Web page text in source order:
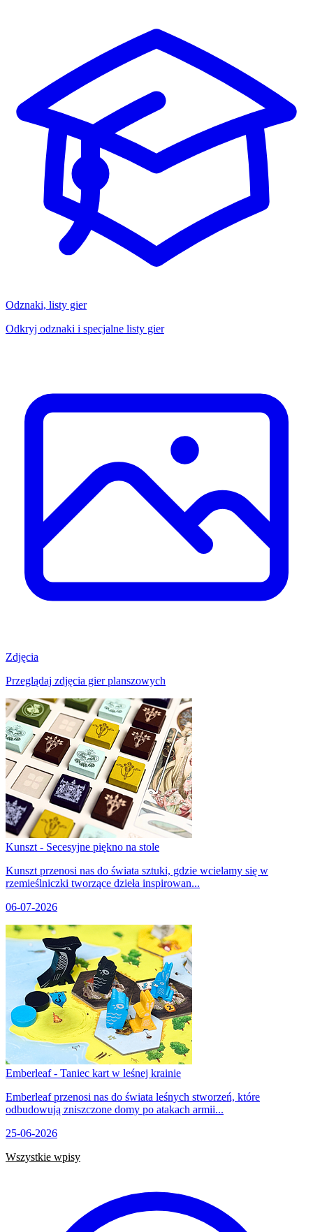
Odznaki, listy gier
Odkryj odznaki i specjalne listy gier
Zdjęcia
Przeglądaj zdjęcia gier planszowych
Kunszt - Secesyjne piękno na stole
Kunszt przenosi nas do świata sztuki, gdzie wcielamy się w
rzemieślniczki tworzące dzieła inspirowan...
06-07-2026
Emberleaf - Taniec kart w leśnej krainie
Emberleaf przenosi nas do świata leśnych stworzeń, które
odbudowują zniszczone domy po atakach armii...
25-06-2026
Wszystkie wpisy